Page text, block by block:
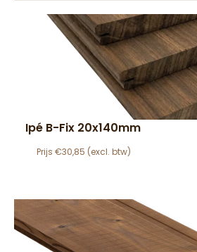
Ipé B-Fix 20x140mm
€30,85